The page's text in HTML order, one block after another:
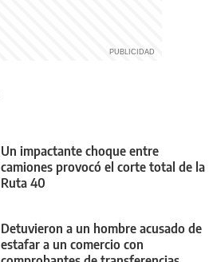
Un impactante choque entre
camiones provocó el corte total de la
Ruta 40
Detuvieron a un hombre acusado de
estafar a un comercio con